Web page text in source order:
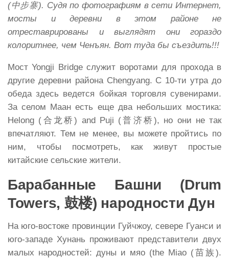
(中步寨). Судя по фотографиям в сети Интернет,
мосты и деревни в этом районе не
отреставрированы и выглядят они гораздо
колоритнее, чем Ченъян. Вот туда бы съездить!!!
Мост Yongji Bridge служит воротами для прохода в
другие деревни района Chengyang. C 10-ти утра до
обеда здесь ведется бойкая торговля сувенирами.
За селом Маан есть еще два небольших мостика:
Helong (合龙桥) and Puji (普济桥), но они не так
впечатляют. Тем не менее, вы можете пройтись по
ним, чтобы посмотреть, как живут простые
китайские сельские жители.
Барабанные Башни (Drum
Towers, 鼓楼) народности Дун
На юго-востоке провинции Гуйчжоу, севере Гуанси и
юго-западе Хунань проживают представители двух
малых народностей: дуны и мяо (the Miao (苗族).